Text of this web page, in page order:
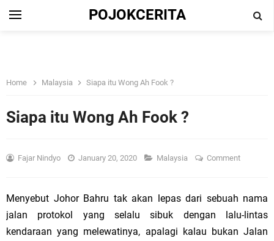
POJOKCERITA
Home Malaysia Siapa itu Wong Ah Fook ?
Siapa itu Wong Ah Fook ?
Fajar Nindyo January 20, 2020 Malaysia Comment
Menyebut Johor Bahru tak akan lepas dari sebuah nama
jalan protokol yang selalu sibuk dengan lalu-lintas
kendaraan yang melewatinya, apalagi kalau bukan Jalan